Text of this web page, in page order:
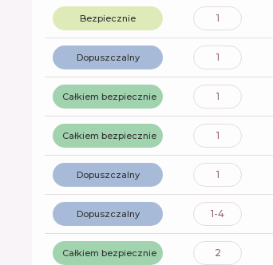
Bezpiecznie 1
Dopuszczalny 1
Całkiem bezpiecznie 1
Całkiem bezpiecznie 1
Dopuszczalny 1
Dopuszczalny 1-4
Całkiem bezpiecznie 2